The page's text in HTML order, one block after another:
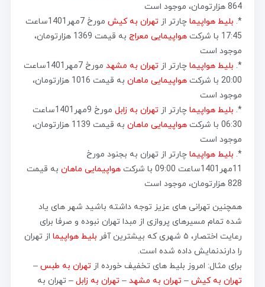
864 هزارتومان، موجود است
*. بلیط هواپیما چارتر از تهران به کیش
مورخ 7مهر1401ساعت
17:45 با شرکت
هواپیمایی معراج
به قیمت 1369 هزارتومان،
موجود است
*. بلیط هواپیما چارتر از تهران به مشهد
مورخ 7مهر1401ساعت
20:00 با شرکت
هواپیمایی ماهان
به قیمت 1016 هزارتومان،
موجود است
*. بلیط هواپیما چارتر از تهران به زابل
مورخ 9مهر1401ساعت
06:30 با شرکت
هواپیمایی ماهان
به قیمت 1139 هزارتومان،
موجود است
*. بلیط هواپیما چارتر از تهران به بجنود مورخ
11مهر1401ساعت 09:00 با شرکت
هواپیمایی ماهان به قیمت
828 هزارتومان، موجود است
همچنین تهرانی های عزیز توجه داشته باشید شهر های یاد
شده تمام مسیرهای پروازی از مبدا تهران نبوده و صرفا برای
رعایت اختصار، ۵ شهری که بیشترین آفر
بلیط هواپیما از تهران
را دارندنمایش داده شده است.
برای مثال: امروز بلیط های تخفیف خورده از تهران به طبس –
تهران به کیش – تهران به مشهد – تهران به زابل – تهران به